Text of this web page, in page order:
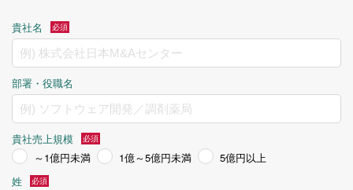
貴社名
部署・役職名
貴社売上規模
～1億円未満
1億～5億円未満
5億円以上
姓